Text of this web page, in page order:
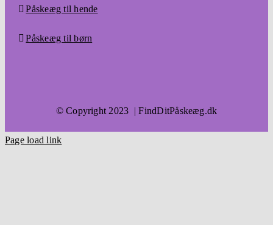
Påskeæg til hende
Påskeæg til børn
© Copyright 2023 | FindDitPåskeæg.dk
Page load link